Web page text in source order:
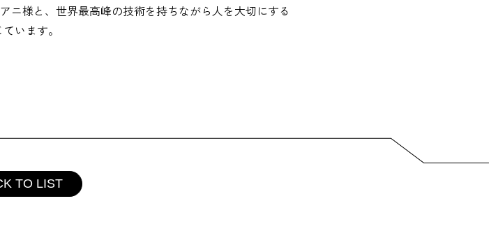
ニ様と、世界最高峰の技術を持ちながら人を大切にする
います。
TO LIST